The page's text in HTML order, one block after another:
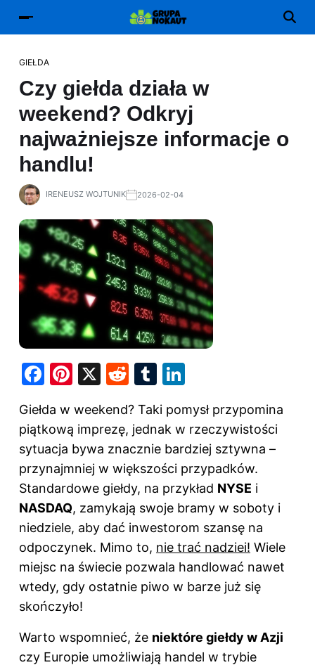
GIEŁDA
Czy giełda działa w
weekend? Odkryj
najważniejsze informacje o
handlu!
IRENEUSZ WOJTUNIK 2026-02-04
F
c
e
b
o
o
k
Pi
er
e
st
X
R
d
di
t
T
m
bl
r
k
e
dI
n
Giełda w weekend? Taki pomysł przypomina
piątkową imprezę, jednak w rzeczywistości
sytuacja bywa znacznie bardziej sztywna –
przynajmniej w większości przypadków.
Standardowe giełdy, na przykład NYSE i
NASDAQ, zamykają swoje bramy w soboty i
niedziele, aby dać inwestorom szansę na
odpoczynek. Mimo to, nie trać nadziei! Wiele
miejsc na świecie pozwala handlować nawet
wtedy, gdy ostatnie piwo w barze już się
skończyło!
Warto wspomnieć, że niektóre giełdy w Azji
czy Europie umożliwiają handel w trybie